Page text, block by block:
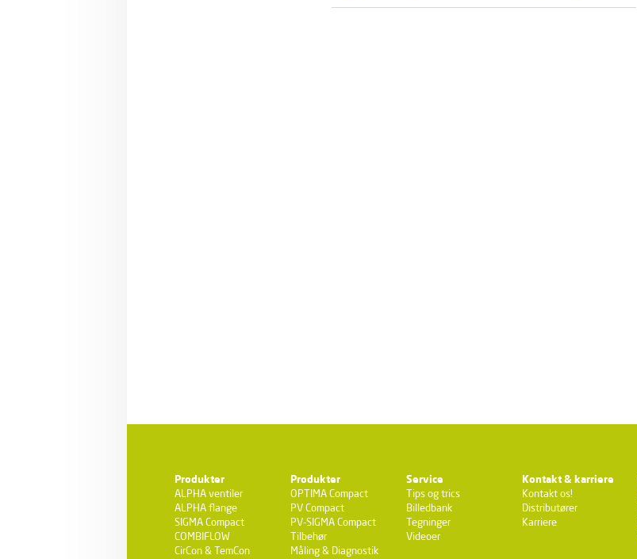
Produkter
ALPHA ventiler
ALPHA flange
SIGMA Compact
COMBIFLOW
CirCon & TemCon
Produkter
OPTIMA Compact
PV Compact
PV-SIGMA Compact
Tilbehør
Måling & Diagnostik
Service
Tips og trics
Billedbank
Tegninger
Videoer
Kontakt & karriere
Kontakt os!
Distributører
Karriere